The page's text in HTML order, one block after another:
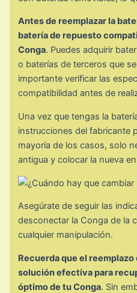
Antes de reemplazar la
batería de repuesto
Conga. Puedes adquirir
o baterías de terceros que
importante verificar las
compatibilidad antes de
Una vez que tengas la
instrucciones del fabricante
mayoría de los casos, solo
antigua y colocar la nueva
Asegúrate de seguir las
desconectar la Conga de la
cualquier manipulación.
Recuerda que el
solución efectiva para
óptimo de tu Conga. Sin